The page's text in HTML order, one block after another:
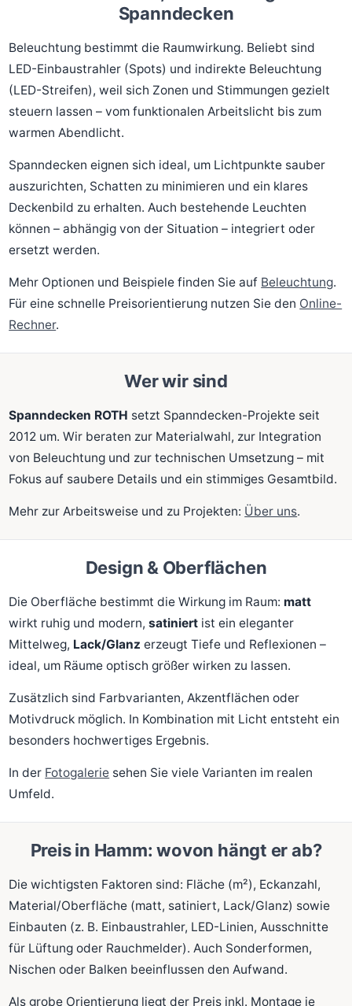
Spanndecken
Beleuchtung bestimmt die Raumwirkung. Beliebt sind
LED-Einbaustrahler (Spots) und indirekte Beleuchtung
(LED-Streifen), weil sich Zonen und Stimmungen gezielt
steuern lassen – vom funktionalen Arbeitslicht bis zum
warmen Abendlicht.
Spanndecken eignen sich ideal, um Lichtpunkte sauber
auszurichten, Schatten zu minimieren und ein klares
Deckenbild zu erhalten. Auch bestehende Leuchten
können – abhängig von der Situation – integriert oder
ersetzt werden.
Mehr Optionen und Beispiele finden Sie auf Beleuchtung.
Für eine schnelle Preisorientierung nutzen Sie den Online-
Rechner.
Wer wir sind
Spanndecken ROTH setzt Spanndecken-Projekte seit
2012 um. Wir beraten zur Materialwahl, zur Integration
von Beleuchtung und zur technischen Umsetzung – mit
Fokus auf saubere Details und ein stimmiges Gesamtbild.
Mehr zur Arbeitsweise und zu Projekten: Über uns.
Design & Oberflächen
Die Oberfläche bestimmt die Wirkung im Raum: matt
wirkt ruhig und modern,satiniert ist ein eleganter
Mittelweg, Lack/Glanz erzeugt Tiefe und Reflexionen –
ideal, um Räume optisch größer wirken zu lassen.
Zusätzlich sind Farbvarianten, Akzentflächen oder
Motivdruck möglich. In Kombination mit Licht entsteht ein
besonders hochwertiges Ergebnis.
In der Fotogalerie sehen Sie viele Varianten im realen
Umfeld.
Preis in Hamm: wovon hängt er ab?
Die wichtigsten Faktoren sind: Fläche (m²), Eckanzahl,
Material/Oberfläche (matt, satiniert, Lack/Glanz) sowie
Einbauten (z. B. Einbaustrahler, LED-Linien, Ausschnitte
für Lüftung oder Rauchmelder). Auch Sonderformen,
Nischen oder Balken beeinflussen den Aufwand.
Als grobe Orientierung liegt der Preis inkl. Montage je